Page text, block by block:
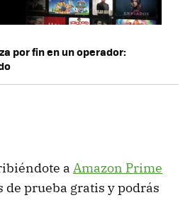
por fin en un operador:
a Amazon Prime
de prueba gratis y podrás